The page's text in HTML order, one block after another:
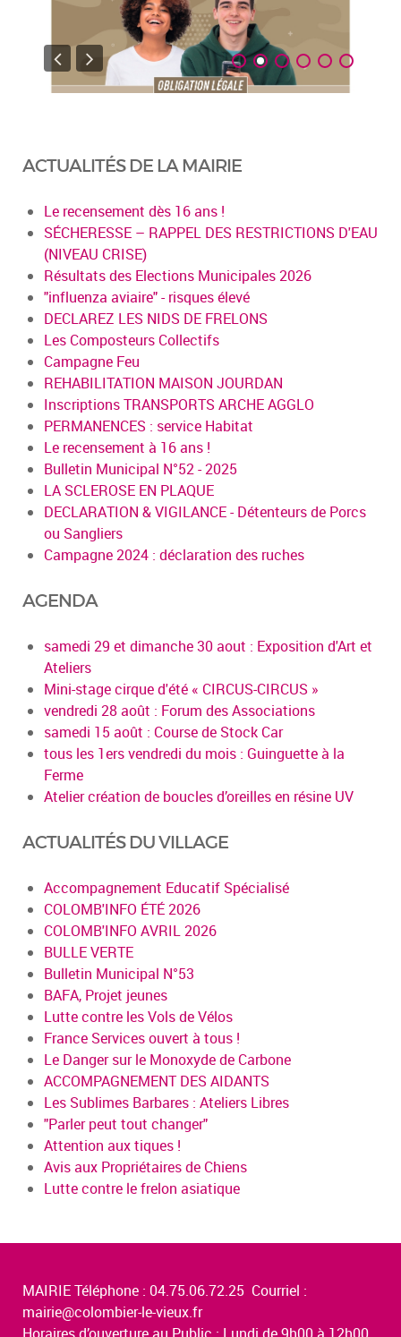
ACTUALITÉS DE LA MAIRIE
Le recensement dès 16 ans !
SÉCHERESSE – RAPPEL DES RESTRICTIONS D'EAU
(NIVEAU CRISE)
Résultats des Elections Municipales 2026
"influenza aviaire" - risques élevé
DECLAREZ LES NIDS DE FRELONS
Les Composteurs Collectifs
Campagne Feu
REHABILITATION MAISON JOURDAN
Inscriptions TRANSPORTS ARCHE AGGLO
PERMANENCES : service Habitat
Le recensement à 16 ans !
Bulletin Municipal N°52 - 2025
LA SCLEROSE EN PLAQUE
DECLARATION & VIGILANCE - Détenteurs de Porcs
ou Sangliers
Campagne 2024 : déclaration des ruches
AGENDA
samedi 29 et dimanche 30 aout : Exposition d'Art et
Ateliers
Mini-stage cirque d'été « CIRCUS-CIRCUS »
vendredi 28 août : Forum des Associations
samedi 15 août : Course de Stock Car
tous les 1ers vendredi du mois : Guinguette à la
Ferme
Atelier création de boucles d’oreilles en résine UV
ACTUALITÉS DU VILLAGE
Accompagnement Educatif Spécialisé
COLOMB'INFO ÉTÉ 2026
COLOMB'INFO AVRIL 2026
BULLE VERTE
Bulletin Municipal N°53
BAFA, Projet jeunes
Lutte contre les Vols de Vélos
France Services ouvert à tous !
Le Danger sur le Monoxyde de Carbone
ACCOMPAGNEMENT DES AIDANTS
Les Sublimes Barbares : Ateliers Libres
"Parler peut tout changer"
Attention aux tiques !
Avis aux Propriétaires de Chiens
Lutte contre le frelon asiatique
MAIRIE Téléphone : 04.75.06.72.25 Courriel :
mairie@colombier-le-vieux.fr